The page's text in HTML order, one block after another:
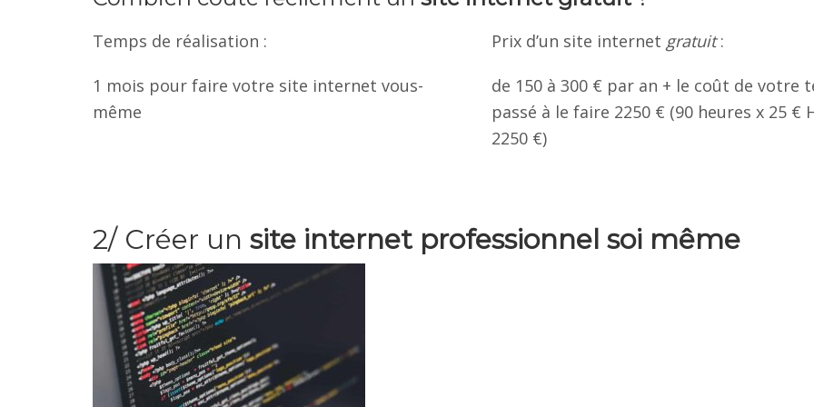
Temps de réalisation :
1 mois pour faire votre site internet vous-
même
Prix d’un site internet gratuit:
de 150 à 300 € par an + le coût de votre
passé à le faire 2250 € (90 heures x 25 €
2250 €)
2/ Créer un site internet professionnel soi même